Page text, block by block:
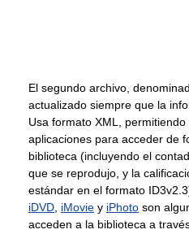
El segundo archivo,
actualizado siempre que la
Usa formato XML,
aplicaciones para acceder de
biblioteca (incluyendo el
que se reprodujo, y la
estándar en el formato
iDVD, iMovie y iPhoto son
acceden a la biblioteca a